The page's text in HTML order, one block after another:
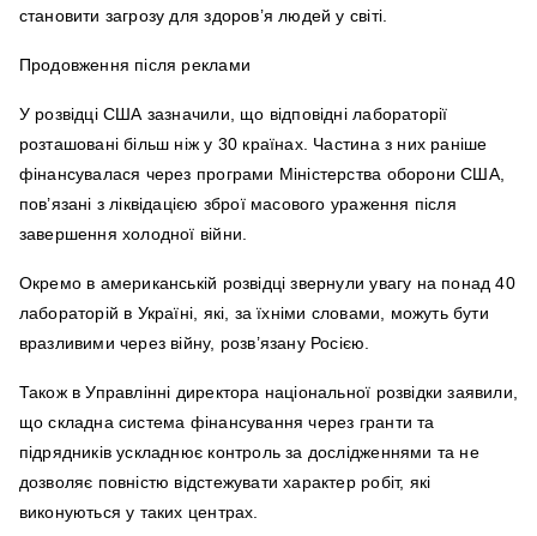
становити загрозу для здоров’я людей у світі.
Продовження після реклами
У розвідці США зазначили, що відповідні лабораторії
розташовані більш ніж у 30 країнах. Частина з них раніше
фінансувалася через програми Міністерства оборони США,
пов’язані з ліквідацією зброї масового ураження після
завершення холодної війни.
Окремо в американській розвідці звернули увагу на понад 40
лабораторій в Україні, які, за їхніми словами, можуть бути
вразливими через війну, розв’язану Росією.
Також в Управлінні директора національної розвідки заявили,
що складна система фінансування через гранти та
підрядників ускладнює контроль за дослідженнями та не
дозволяє повністю відстежувати характер робіт, які
виконуються у таких центрах.